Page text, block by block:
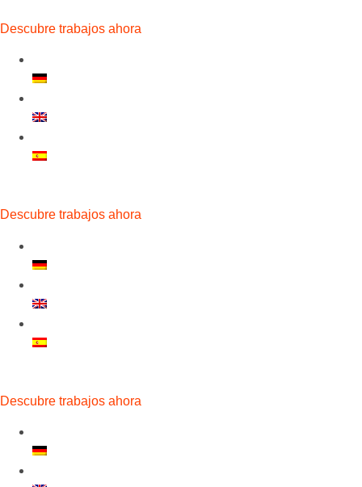
Descubre trabajos ahora
Descubre trabajos ahora
Descubre trabajos ahora